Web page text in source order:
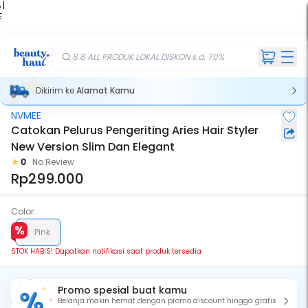
|
8.8 ALL PRODUK LOKAL DISKON s.d. 70%
Dikirim keAlamat Kamu
Stok Habis
NVMEE
Catokan Pelurus Pengeriting Aries Hair Styler
New Version Slim Dan Elegant
0 No Review
Rp299.000
Color:
Pink
STOK HABIS! Dapatkan notifikasi saat produk tersedia
Promo spesial buat kamu
Belanja makin hemat dengan promo discount hingga gratis